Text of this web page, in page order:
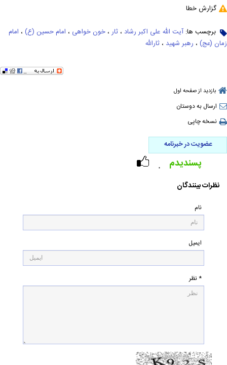
گزارش خطا
برچسب ها: آیت الله علی اکبر رشاد ، ثار ، خون خواهی ، امام حسین (ع) ، امام
زمان (عج) ، رهبر شهید ، ثارالله
بازدید از صفحه اول
ارسال به دوستان
نسخه چاپی
عضویت در خبرنامه
۰ پسندیدم
نظرات بینندگان
نام
ایمیل
* نظر